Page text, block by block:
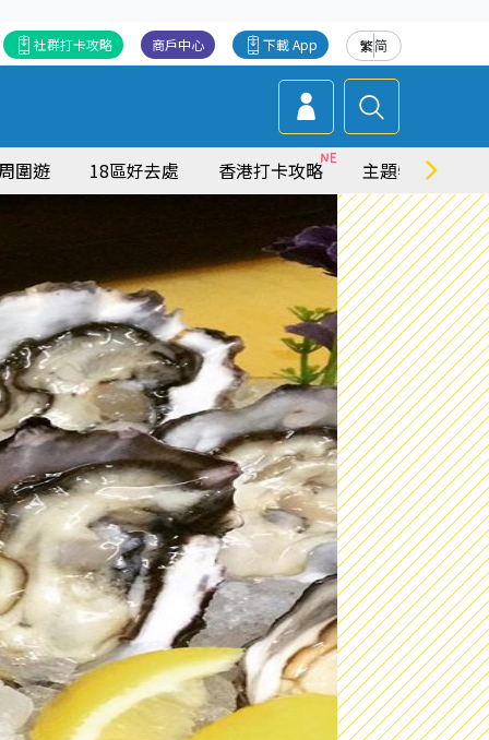
繁简
下載 App
商戶中心
社群打卡攻略
圍遊 18區好去處 香港打卡攻略 主題特集